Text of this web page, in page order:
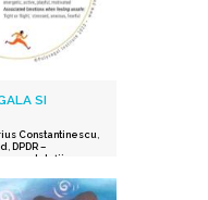
SI
Constantinescu
DPDR –
supradotații.
Safe and